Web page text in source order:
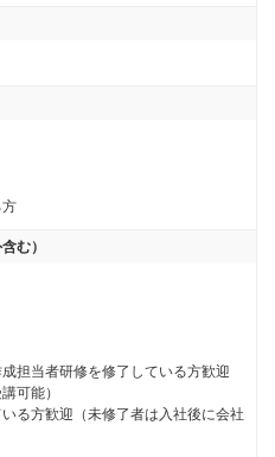
む）
担当者研修を修了している方歓迎
可能）
る方歓迎（未修了者は入社後に会社